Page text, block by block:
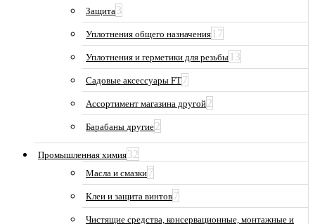
Защита3
Уплотнения общего назначения 17
Уплотнения и герметики для резьбы 13
Садовые аксессуары FT7
Ассортимент магазина другой2
Барабаны другие2
Промышленная химия32
Масла и смазки7
Клеи и защита винтов7
Чистящие средства, консервационные, монтажные и